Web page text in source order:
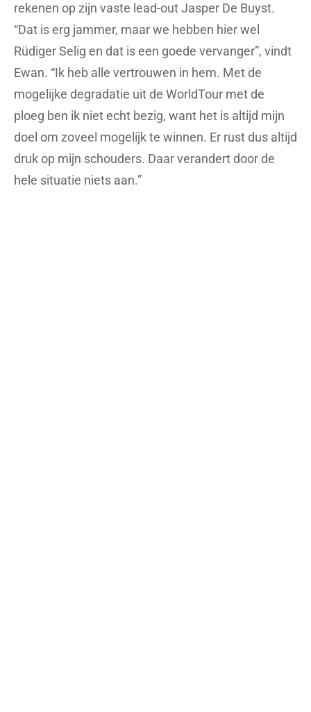
rekenen op zijn vaste lead-out Jasper De Buyst.
“Dat is erg jammer, maar we hebben hier wel
Rüdiger Selig en dat is een goede vervanger”, vindt
Ewan. “Ik heb alle vertrouwen in hem. Met de
mogelijke degradatie uit de WorldTour met de
ploeg ben ik niet echt bezig, want het is altijd mijn
doel om zoveel mogelijk te winnen. Er rust dus altijd
druk op mijn schouders. Daar verandert door de
hele situatie niets aan.”